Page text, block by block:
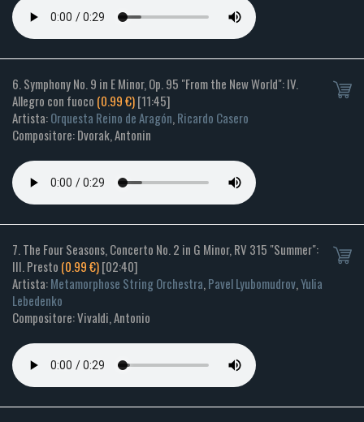
6. Symphony No. 9 in E Minor, Op. 95 "From the New World": IV.
Allegro con fuoco (0.99 €)[11:45]
Artista:Orquesta Reino de Aragón,Ricardo Casero
Compositore: Dvorak, Antonin
7. The Four Seasons, Concerto No. 2 in G Minor, RV 315 "Summer":
III. Presto (0.99 €)[02:40]
Artista:Metamorphose String Orchestra,Pavel Lyubomudrov,Yulia
Lebedenko
Compositore: Vivaldi, Antonio